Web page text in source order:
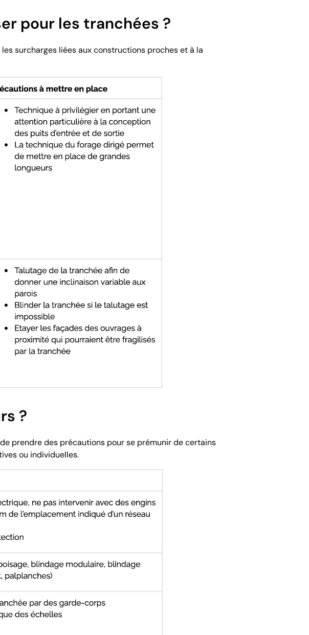
pour les tranchées ?
surcharges liées aux constructions proches et à la
?
prendre des précautions pour se prémunir de certains
ou individuelles.